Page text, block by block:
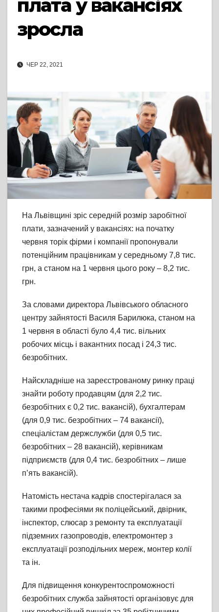
плата у вакансіях
зросла
ЧЕР 22, 2021
На Львівщині зріс середній розмір заробітної
плати, зазначений у вакансіях: на початку
червня торік фірми і компанії пропонували
потенційним працівникам у середньому 7,8 тис.
грн, а станом на 1 червня цього року – 8,2 тис.
грн.
За словами директора Львівського обласного
центру зайнятості Василя Барилюка, станом на
1 червня в області було 4,4 тис. вільних
робочих місць і вакантних посад і 24,3 тис.
безробітних.
Найскладніше на зареєстрованому ринку праці
знайти роботу продавцям (для 2,2 тис.
безробітних є 0,2 тис. вакансій), бухгалтерам
(для 0,9 тис. безробітних – 74 вакансії),
спеціалістам держслужби (для 0,5 тис.
безробітних – 28 вакансій), керівникам
підприємств (для 0,4 тис. безробітних – лише
п’ять вакансій).
Натомість нестача кадрів спостерігалася за
такими професіями як поліцейський, двірник,
інспектор, слюсар з ремонту та експлуатації
підземних газопроводів, електромонтер з
експлуатації розподільних мереж, монтер колії
та ін.
Для підвищення конкурентоспроможності
безробітних служба зайнятості організовує для